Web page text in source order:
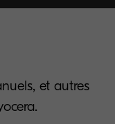
et autres